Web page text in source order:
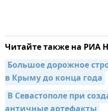
Читайте также на РИА
Большое дорожное
в Крыму до конца года
В Севастополе при